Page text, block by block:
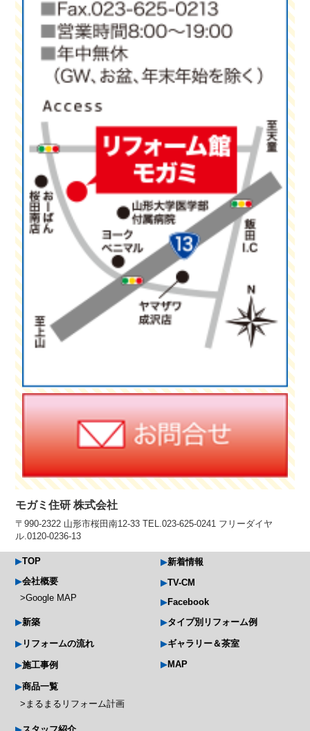
モガミ住研 株式会社
〒990-2322 山形市桜田南12-33 TEL.023-625-0241 フリーダイヤ
ル.0120-0236-13
TOP
会社概要
Google MAP
新築
リフォームの流れ
施工事例
商品一覧
まるまるリフォーム計画
新着情報
TV-CM
Facebook
タイプ別リフォーム例
ギャラリー＆茶室
MAP